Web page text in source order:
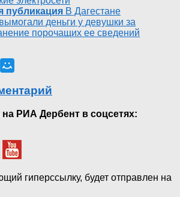
публикация В Дагестане
деньги у девушки за
порочащих ее сведений
РИА Дербент в соцсетях:
гиперссылку, будет отправлен на